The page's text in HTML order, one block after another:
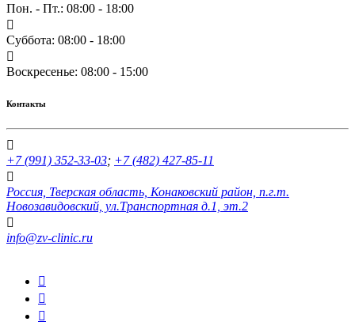
Пон. - Пт.: 08:00 - 18:00
Суббота: 08:00 - 18:00
Воскресенье: 08:00 - 15:00
Контакты
+7 (991) 352-33-03; +7 (482) 427-85-11
Россия, Тверская область, Конаковский район, п.г.т.
Новозавидовский, ул.Транспортная д.1, эт.2
info@zv-clinic.ru